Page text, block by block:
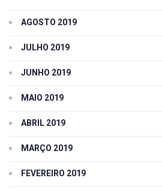
AGOSTO 2019
JULHO 2019
JUNHO 2019
MAIO 2019
ABRIL 2019
MARÇO 2019
FEVEREIRO 2019